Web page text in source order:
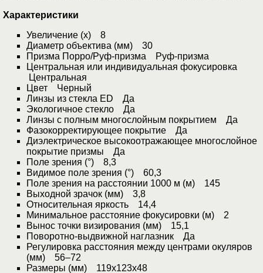
Характеристики
Увеличение (x) 8
Диаметр объектива (мм) 30
Призма Порро/Руф-призма Руф-призма
Центральная или индивидуальная фокусировка
Центральная
Цвет Черный
Линзы из стекла ED Да
Экологичное стекло Да
Линзы с полным многослойным покрытием Да
Фазокорректирующее покрытие Да
Диэлектрическое высокоотражающее многослойное
покрытие призмы Да
Поле зрения (°) 8,3
Видимое поле зрения (°) 60,3
Поле зрения на расстоянии 1000 м (м) 145
Выходной зрачок (мм) 3,8
Относительная яркость 14,4
Минимальное расстояние фокусировки (м) 2
Вынос точки визирования (мм) 15,1
Поворотно-выдвижной наглазник Да
Регулировка расстояния между центрами окуляров
(мм) 56–72
Размеры (мм) 119x123x48